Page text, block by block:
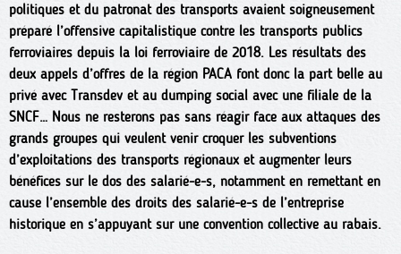
politiques et du patronat des transports avaient soigneusement
préparé l’offensive capitalistique contre les transports publics
ferroviaires depuis la loi ferroviaire de 2018. Les résultats des
deux appels d’offres de la région PACA font donc la part belle au
privé avec Transdev et au dumping social avec une filiale de la
SNCF… Nous ne resterons pas sans réagir face aux attaques des
grands groupes qui veulent venir croquer les subventions
d’exploitations des transports régionaux et augmenter leurs
bénéfices sur le dos des salarié-e-s, notamment en remettant en
cause l’ensemble des droits des salarié-e-s de l’entreprise
historique en s’appuyant sur une convention collective au rabais.